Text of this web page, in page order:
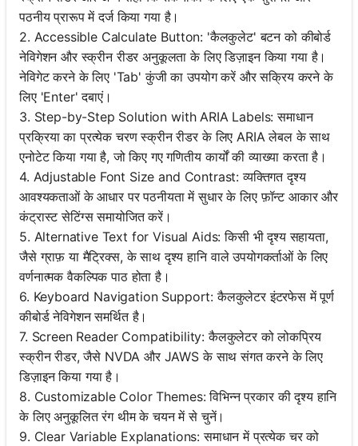
अभी
तक
कोई
प्रश्न
नहीं
अपना
प्रश्न
पूछें
पठनीय प्रारूप में दर्ज किया गया है।
2. Accessible Calculate Button: 'कैलकुलेट' बटन को कीबोर्ड
नेविगेशन और स्क्रीन रीडर अनुकूलता के लिए डिज़ाइन किया गया है।
नेविगेट करने के लिए 'Tab' कुंजी का उपयोग करें और सक्रिय करने के
लिए 'Enter' दबाएं।
3. Step-by-Step Solution with ARIA Labels: समाधान
प्रक्रिया का प्रत्येक चरण स्क्रीन रीडर के लिए ARIA लेबल के साथ
एनोटेट किया गया है, जो किए गए गणितीय कार्यों की व्याख्या करता है।
4. Adjustable Font Size and Contrast: व्यक्तिगत दृश्य
आवश्यकताओं के आधार पर पठनीयता में सुधार के लिए फ़ॉन्ट आकार और
कंट्रास्ट सेटिंग्स समायोजित करें।
5. Alternative Text for Visual Aids: किसी भी दृश्य सहायता,
जैसे ग्राफ़ या मैट्रिक्स, के साथ दृश्य हानि वाले उपयोगकर्ताओं के लिए
वर्णनात्मक वैकल्पिक पाठ होता है।
6. Keyboard Navigation Support: कैलकुलेटर इंटरफेस में पूर्ण
कीबोर्ड नेविगेशन समर्थित है।
7. Screen Reader Compatibility: कैलकुलेटर को लोकप्रिय
स्क्रीन रीडर, जैसे NVDA और JAWS के साथ संगत करने के लिए
डिज़ाइन किया गया है।
8. Customizable Color Themes: विभिन्न प्रकार की दृश्य हानि
के लिए अनुकूलित रंग थीम के चयन में से चुनें।
9. Clear Variable Explanations: समाधान में प्रत्येक चर को